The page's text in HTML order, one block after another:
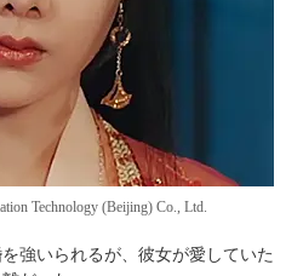
Technology (Beijing) Co., Ltd.
強いられるが、彼女が愛していた